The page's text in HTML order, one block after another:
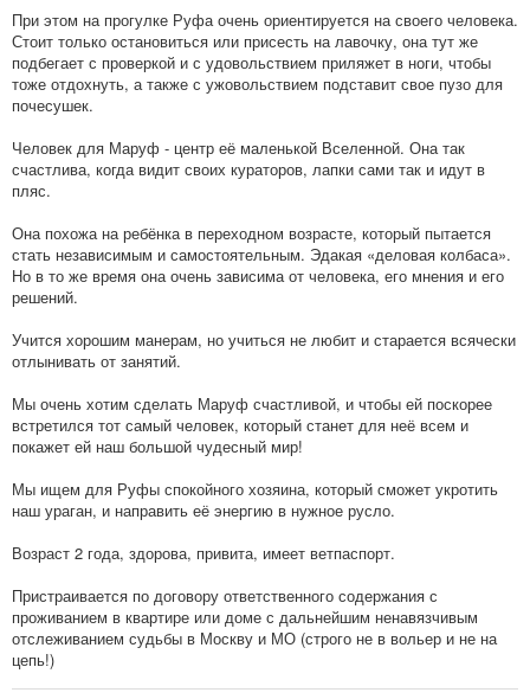
При этом на прогулке Руфа очень ориентируется на своего человека.
Стоит только остановиться или присесть на лавочку, она тут же
подбегает с проверкой и с удовольствием приляжет в ноги, чтобы
тоже отдохнуть, а также с ужовольствием подставит свое пузо для
почесушек.
Человек для Маруф - центр её маленькой Вселенной. Она так
счастлива, когда видит своих кураторов, лапки сами так и идут в
пляс.
Она похожа на ребёнка в переходном возрасте, который пытается
стать независимым и самостоятельным. Эдакая «деловая колбаса».
Но в то же время она очень зависима от человека, его мнения и его
решений.
Учится хорошим манерам, но учиться не любит и старается всячески
отлынивать от занятий.
Мы очень хотим сделать Маруф счастливой, и чтобы ей поскорее
встретился тот самый человек, который станет для неё всем и
покажет ей наш большой чудесный мир!
Мы ищем для Руфы спокойного хозяина, который сможет укротить
наш ураган, и направить её энергию в нужное русло.
Возраст 2 года, здорова, привита, имеет ветпаспорт.
Пристраивается по договору ответственного содержания с
проживанием в квартире или доме с дальнейшим ненавязчивым
отслеживанием судьбы в Москву и МО (строго не в вольер и не на
цепь!)